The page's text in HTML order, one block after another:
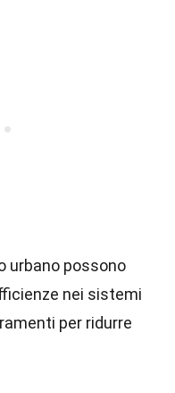
urbano possono
nei sistemi
per ridurre